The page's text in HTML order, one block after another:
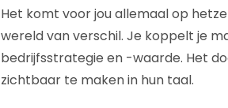
Het komt voor jou allemaal op
wereld van verschil. Je koppelt je
bedrijfsstrategie en -waarde. Het
zichtbaar te maken in hun taal.